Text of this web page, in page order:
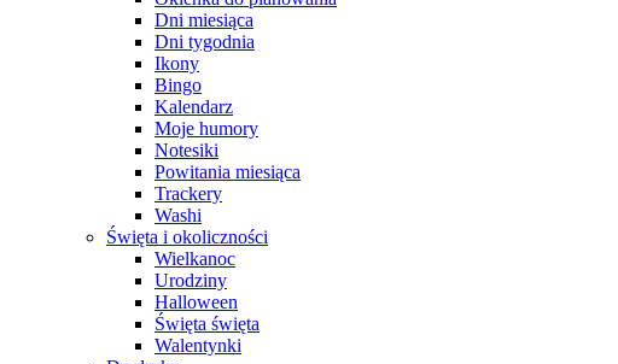
Dni miesiąca
Dni tygodnia
Ikony
Bingo
Kalendarz
Moje humory
Notesiki
Powitania miesiąca
Trackery
Washi
Święta i okoliczności
Wielkanoc
Urodziny
Halloween
Święta święta
Walentynki